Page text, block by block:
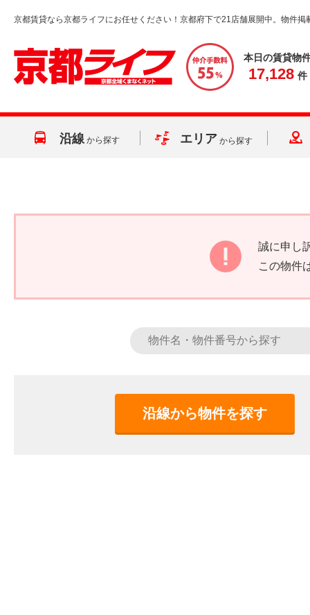
京都賃貸なら京都ライフにお任せください！京都府下で21店舗展開中。物件掲
本日の賃貸物
17,128 件
沿線 から探す エリア から探す
誠に申し
この物件
沿線から物件を探す